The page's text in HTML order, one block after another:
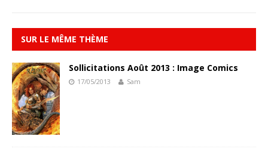
SUR LE MÊME THÈME
Sollicitations Août 2013 : Image Comics
17/05/2013 Sam